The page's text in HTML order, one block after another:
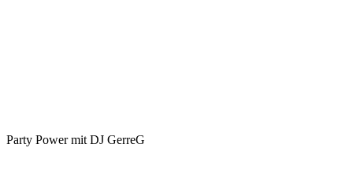
Party Power mit DJ GerreG